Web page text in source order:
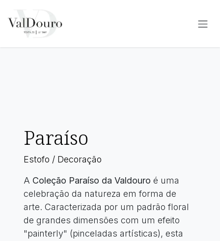
Paraíso
Estofo / Decoração
A Coleção Paraíso da Valdouro é uma
celebração da natureza em forma de
arte. Caracterizada por um padrão floral
de grandes dimensões com um efeito
"painterly" (pinceladas artísticas), esta